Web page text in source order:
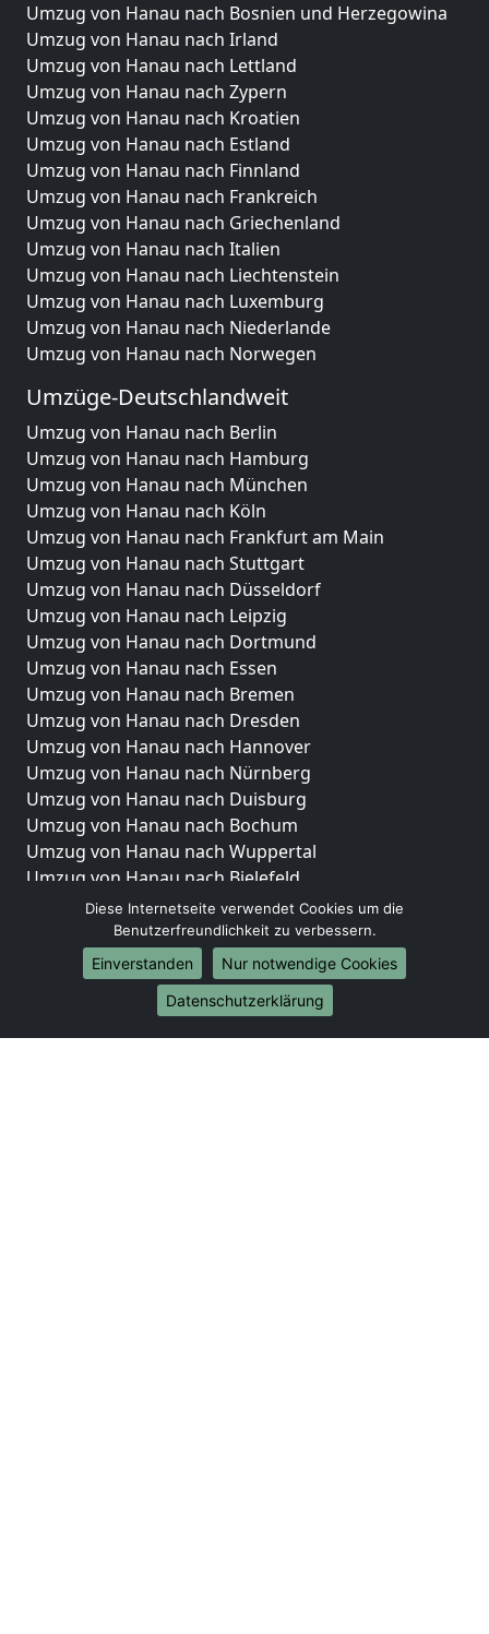
Umzug von Hanau nach Bosnien und Herzegowina
Umzug von Hanau nach Irland
Umzug von Hanau nach Lettland
Umzug von Hanau nach Zypern
Umzug von Hanau nach Kroatien
Umzug von Hanau nach Estland
Umzug von Hanau nach Finnland
Umzug von Hanau nach Frankreich
Umzug von Hanau nach Griechenland
Umzug von Hanau nach Italien
Umzug von Hanau nach Liechtenstein
Umzug von Hanau nach Luxemburg
Umzug von Hanau nach Niederlande
Umzug von Hanau nach Norwegen
Umzüge-Deutschlandweit
Umzug von Hanau nach Berlin
Umzug von Hanau nach Hamburg
Umzug von Hanau nach München
Umzug von Hanau nach Köln
Umzug von Hanau nach Frankfurt am Main
Umzug von Hanau nach Stuttgart
Umzug von Hanau nach Düsseldorf
Umzug von Hanau nach Leipzig
Umzug von Hanau nach Dortmund
Umzug von Hanau nach Essen
Umzug von Hanau nach Bremen
Umzug von Hanau nach Dresden
Umzug von Hanau nach Hannover
Umzug von Hanau nach Nürnberg
Umzug von Hanau nach Duisburg
Umzug von Hanau nach Bochum
Umzug von Hanau nach Wuppertal
Umzug von Hanau nach Bielefeld
Umzug von Hanau nach Bonn
Umzug von Hanau nach Münster
Internationale-Umzüge
Umzug von Hanau nach Brasilien
Umzug von Hanau nach Brunei Darussalam
Diese Internetseite verwendet Cookies um die
Benutzerfreundlichkeit zu verbessern.
Einverstanden
Nur notwendige Cookies
Datenschutzerklärung